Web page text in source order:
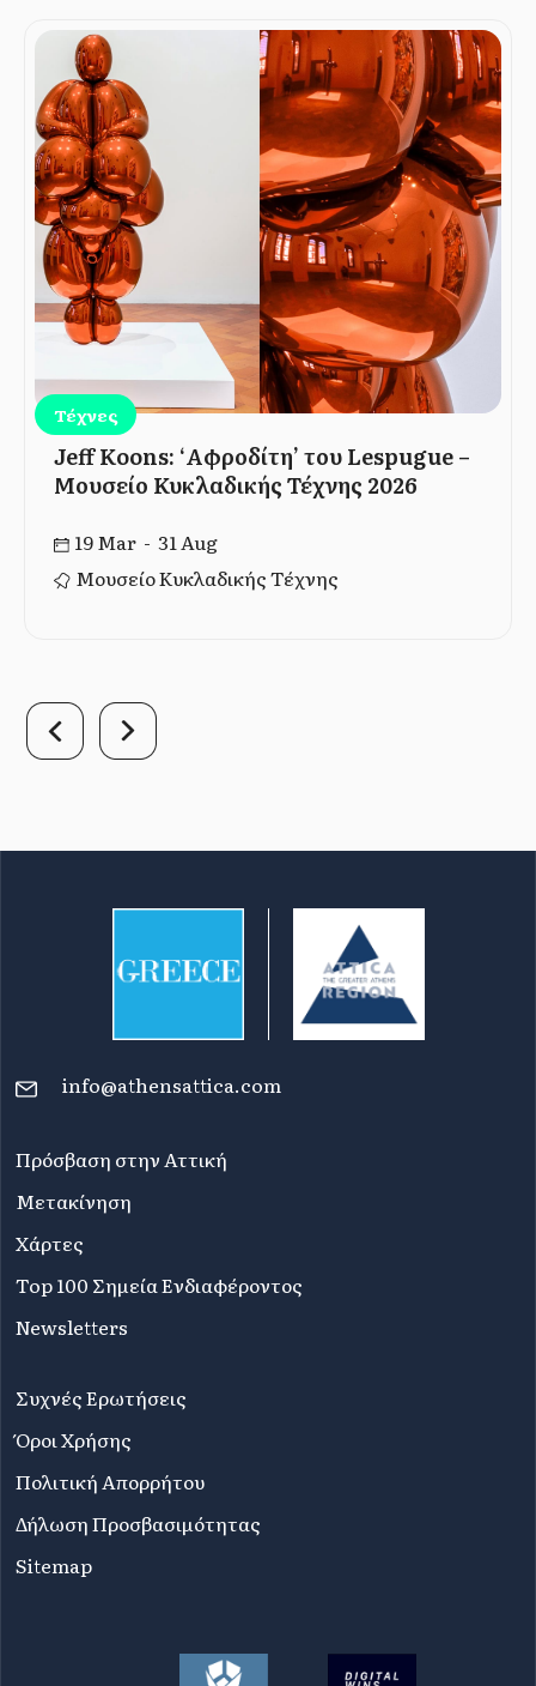
Τέχνες
Jeff Koons: ‘Αφροδίτη’ του Lespugue –
Μουσείο Κυκλαδικής Τέχνης 2026
19 Mar - 31 Aug
Μουσείο Κυκλαδικής Τέχνης
info@athensattica.com
Πρόσβαση στην Αττική
Μετακίνηση
Χάρτες
Top 100 Σημεία Ενδιαφέροντος
Newsletters
Συχνές Ερωτήσεις
Όροι Χρήσης
Πολιτική Απορρήτου
Δήλωση Προσβασιμότητας
Sitemap